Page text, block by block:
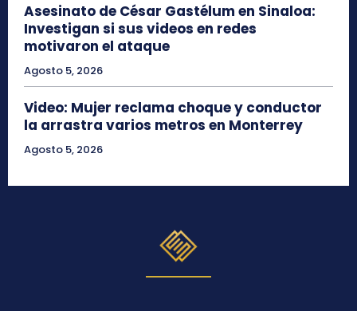
Asesinato de César Gastélum en Sinaloa:
Investigan si sus videos en redes
motivaron el ataque
Agosto 5, 2026
Video: Mujer reclama choque y conductor
la arrastra varios metros en Monterrey
Agosto 5, 2026